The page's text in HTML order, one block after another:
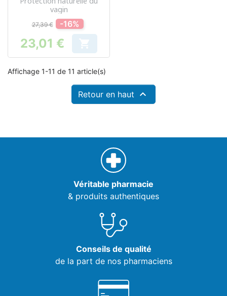
vagin
27,39 € -16%
Prix
23,01 € 
Affichage 1-11 de 11 article(s)
Retour en haut 
Véritable pharmacie
& produits authentiques
Conseils de qualité
de la part de nos pharmaciens